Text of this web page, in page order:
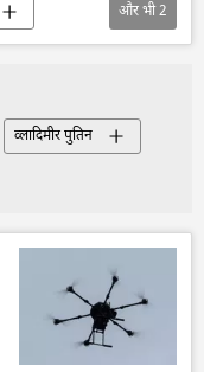
और भी2
व्लादिमीर पुतिन